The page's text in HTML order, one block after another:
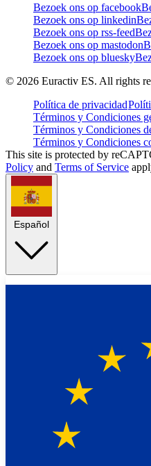
Bezoek ons op facebook
Bezoek ons op linkedin
Bezoek ons op rss-feed
Bezoek ons op mastodon
Bezoek ons op bluesky
© 2026 Euractiv ES. All rights
Política de privacidad
Términos y Condiciones
Términos y Condiciones
Términos y Condiciones
This site is protected by
Policy and Terms of Service
Español